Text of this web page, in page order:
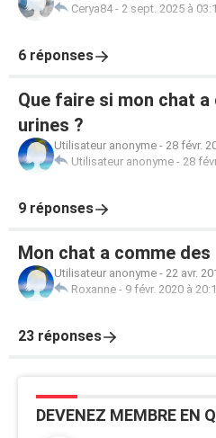
Cerya84- 2 sept. 2025 à
6 réponses
Que faire si mon chat
urines ?
Utilisateur anonyme - 28 févr.
Utilisateur anonyme - 28
9 réponses
Mon chat a comme des
Utilisateur anonyme - 22 avr.
Roxanne - 9 févr. 2020 à
23 réponses
DEVENEZ MEMBRE EN